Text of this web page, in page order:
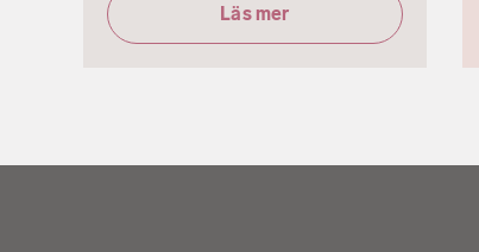
Läs mer